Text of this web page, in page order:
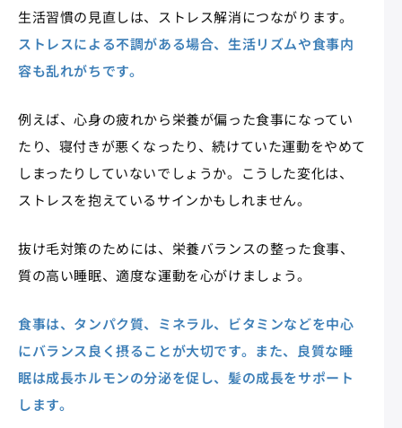
生活習慣の見直しは、ストレス解消につながります。
ストレスによる不調がある場合、生活リズムや食事内
容も乱れがちです。
例えば、心身の疲れから栄養が偏った食事になってい
たり、寝付きが悪くなったり、続けていた運動をやめて
しまったりしていないでしょうか。こうした変化は、
ストレスを抱えているサインかもしれません。
抜け毛対策のためには、栄養バランスの整った食事、
質の高い睡眠、適度な運動を心がけましょう。
食事は、タンパク質、ミネラル、ビタミンなどを中心
にバランス良く摂ることが大切です。また、良質な睡
眠は成長ホルモンの分泌を促し、髪の成長をサポート
します。